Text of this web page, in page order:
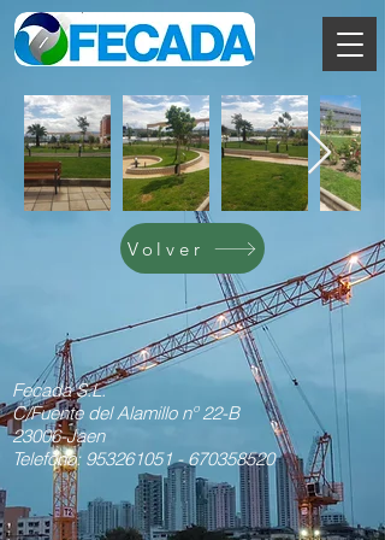
Volver
Fecada S.L.
C/Fuente del Alamillo nº 22-B
23006-Jaen
Telefono: 953261051-670358520